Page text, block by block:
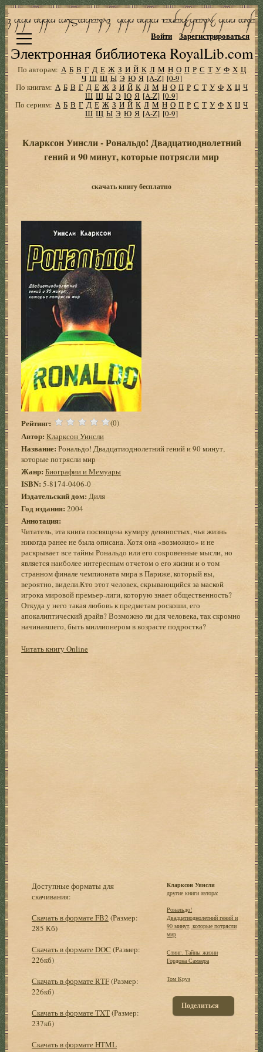
Электронная библиотека RoyalLib.com
Войти Зарегистрироваться
По авторам: А Б В Г Д Е Ж З И Й К Л М Н О П Р С Т У Ф Х Ц
Ч Ш Щ Ы Э Ю Я [A-Z] [0-9]
По книгам: А Б В Г Д Е Ж З И Й К Л М Н О П Р С Т У Ф Х Ц Ч
Ш Щ Ы Э Ю Я [A-Z] [0-9]
По сериям: А Б В Г Д Е Ж З И Й К Л М Н О П Р С Т У Ф Х Ц Ч
Ш Щ Ы Э Ю Я [A-Z] [0-9]
Кларксон Уинсли - Рональдо! Двадцатиоднолетний
гений и 90 минут, которые потрясли мир
скачать книгу бесплатно
Рейтинг: (0)
Автор: Кларксон Уинсли
Название: Рональдо! Двадцатиоднолетний гений и 90 минут,
которые потрясли мир
Жанр: Биографии и Мемуары
ISBN: 5-8174-0406-0
Издательский дом: Диля
Год издания: 2004
Аннотация:
Читатель, эта книга посвящена кумиру девяностых, чья жизнь
никогда ранее не была описана. Хотя она «возможно» и не
раскрывает все тайны Рональдо или его сокровенные мысли, но
является наиболее интересным отчетом о его жизни и о том
странном финале чемпионата мира в Париже, который вы,
вероятно, видели.Кто этот человек, скрывающийся за маской
игрока мировой премьер-лиги, которую знает общественность?
Откуда у него такая любовь к предметам роскоши, его
апокалиптический драйв? Возможно ли для человека, так скромно
начинавшего, быть миллионером в возрасте подростка?
Читать книгу Online
Доступные форматы для
скачивания:
Скачать в формате FB2 (Размер:
285 Кб)
Скачать в формате DOC (Размер:
226кб)
Скачать в формате RTF(Размер:
226кб)
Скачать в формате TXT(Размер:
237кб)
Скачать в формате HTML
Кларксон Уинсли
другие книги автора:
Рональдо!
Двадцатиоднолетний гений и
90 минут, которые потрясли
мир
Стинг. Тайны жизни
Гордона Самнера
Том Круз
Поделиться